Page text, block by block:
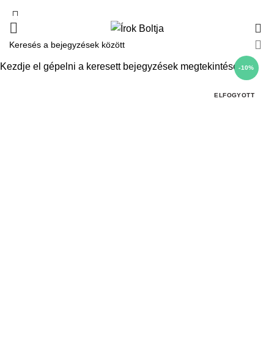
-10%
ELFOGYOTT
Kezdje el gépelni a keresett bejegyzések megtekintéséhez.